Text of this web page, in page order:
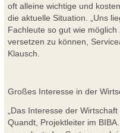
oft alleine wichtige und
die aktuelle Situation. „Uns
Fachleute so gut wie
versetzen zu können,
Klausch.
Großes Interesse in der
„Das Interesse der
Quandt, Projektleiter im